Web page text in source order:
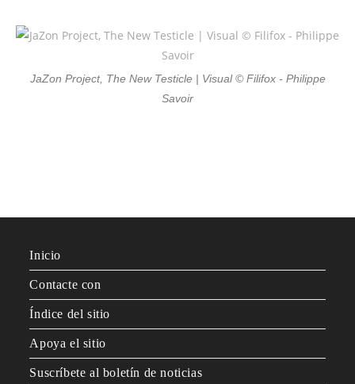
JaZon Project, The New Testicle | Visual © Filifox - Philippe
Savoir
Inicio
Contacte con
Índice del sitio
Apoya el sitio
Suscríbete al boletín de noticias